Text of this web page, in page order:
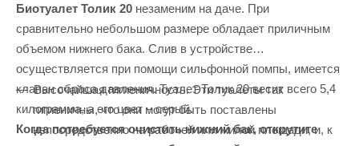
Биотуалет Толик 20 незаменим на даче. При
сравнительно небольшом размере обладает приличным
объемом нижнего бака. Слив в устройстве
осуществляется при помощи сильфонной помпы, имеется
клапан сброса давления. Туалет Толик 20 весит всего 5,4
килограмма, а его цвет – серый.
Когда потребуется очистить нижний бак, открутите
Высочайшая гигиеничность. Эти туалеты так
гигиеничны, что они могут быть поставлены
непосредственно на рабочей или жилой площади, и, к